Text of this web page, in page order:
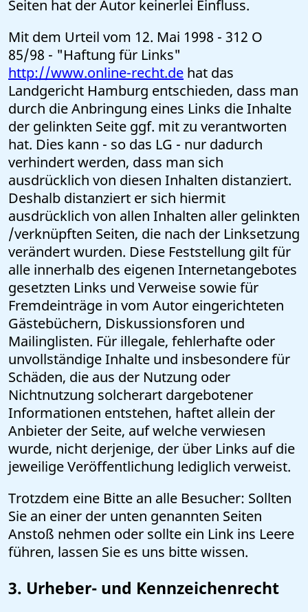
Seiten hat der Autor keinerlei Einfluss.
Mit dem Urteil vom 12. Mai 1998 - 312 O
85/98 - "Haftung für Links"
http://www.online-recht.de hat das
Landgericht Hamburg entschieden, dass man
durch die Anbringung eines Links die Inhalte
der gelinkten Seite ggf. mit zu verantworten
hat. Dies kann - so das LG - nur dadurch
verhindert werden, dass man sich
ausdrücklich von diesen Inhalten distanziert.
Deshalb distanziert er sich hiermit
ausdrücklich von allen Inhalten aller gelinkten
/verknüpften Seiten, die nach der Linksetzung
verändert wurden. Diese Feststellung gilt für
alle innerhalb des eigenen Internetangebotes
gesetzten Links und Verweise sowie für
Fremdeinträge in vom Autor eingerichteten
Gästebüchern, Diskussionsforen und
Mailinglisten. Für illegale, fehlerhafte oder
unvollständige Inhalte und insbesondere für
Schäden, die aus der Nutzung oder
Nichtnutzung solcherart dargebotener
Informationen entstehen, haftet allein der
Anbieter der Seite, auf welche verwiesen
wurde, nicht derjenige, der über Links auf die
jeweilige Veröffentlichung lediglich verweist.
Trotzdem eine Bitte an alle Besucher: Sollten
Sie an einer der unten genannten Seiten
Anstoß nehmen oder sollte ein Link ins Leere
führen, lassen Sie es uns bitte wissen.
3. Urheber- und Kennzeichenrecht